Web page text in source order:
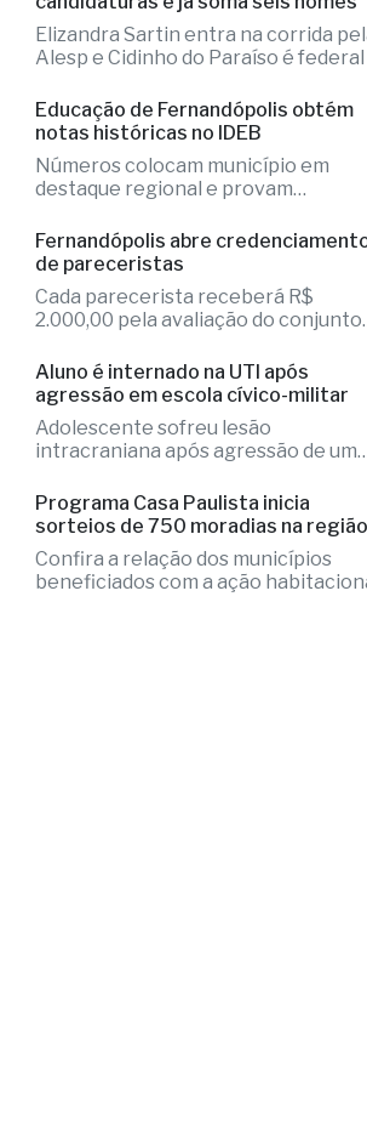
lidas
Fernandópolis confirma mais três
candidaturas e já soma seis nomes
Elizandra Sartin entra na corrida pela
Educação de Fernandópolis obtém
notas históricas no IDEB
Números colocam município em
excelência
Fernandópolis abre credenciamento
de pareceristas
Cada parecerista receberá R$
de projetos
Aluno é internado na UTI após
agressão em escola cívico-militar
Adolescente sofreu lesão